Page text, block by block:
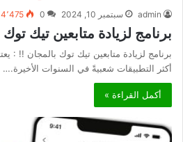
admin سبتمبر 10, 2024 0 4٬475
برنامج لزيادة متابعين تيك
برنامج لزيادة متابعين تيك توك بالمجان !! :
أكثر التطبيقات شعبيةً في السنوات الأخيرة.…
أكمل القراءة »